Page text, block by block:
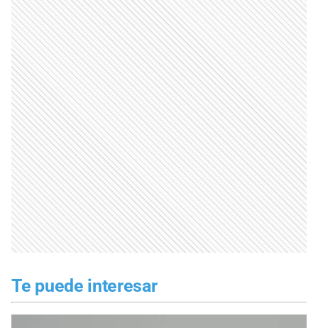
Te puede interesar